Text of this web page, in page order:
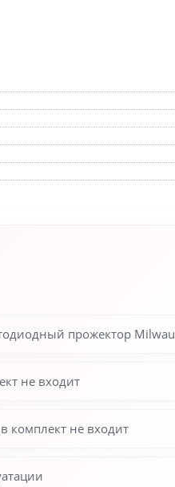
прожектор
не входит
комплект не входит